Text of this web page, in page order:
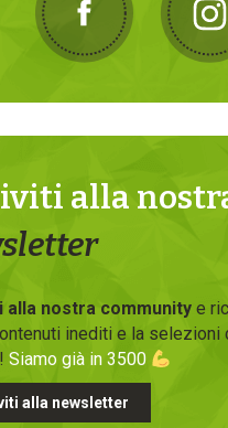
alla
alla nostra communitye
inediti e la selezioni
Siamo già in 3500
alla newsletter